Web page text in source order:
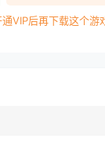
VIP后再下载这个游